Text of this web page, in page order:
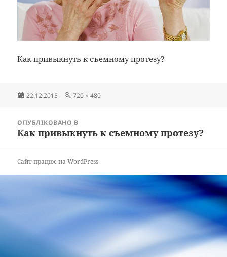
Как привыкнуть к съемному протезу?
Опубліковано
22.12.2015
Повний
720 × 480
записівОПУБЛІКОВАНО В
Как привыкнуть к съемному протезу?
Сайт працює на WordPress